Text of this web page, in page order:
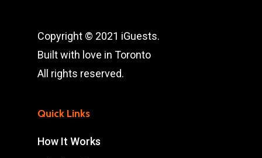
Copyright © 2021 iGuests.
Built with love in Toronto
All rights reserved.
Quick Links
How It Works